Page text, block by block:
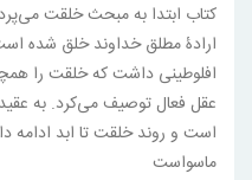
کتاب ابتدا به مبحث خلقت
ارادۀ مطلق خداوند خلق شده
افلوطینی داشت که خلقت را
عقل فعال توصیف می‌کرد. به
است و روند خلقت تا ابد
ماسوا‌ست